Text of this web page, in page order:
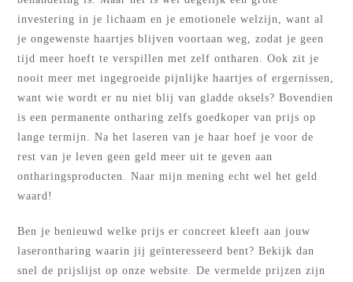
investering in je lichaam en je emotionele welzijn, want al
je ongewenste haartjes blijven voortaan weg, zodat je geen
tijd meer hoeft te verspillen met zelf ontharen. Ook zit je
nooit meer met ingegroeide pijnlijke haartjes of ergernissen,
want wie wordt er nu niet blij van gladde oksels? Bovendien
is een permanente ontharing zelfs goedkoper van prijs op
lange termijn. Na het laseren van je haar hoef je voor de
rest van je leven geen geld meer uit te geven aan
ontharingsproducten. Naar mijn mening echt wel het geld
waard!
Ben je benieuwd welke prijs er concreet kleeft aan jouw
laserontharing waarin jij geïnteresseerd bent? Bekijk dan
snel de prijslijst op onze website. De vermelde prijzen zijn